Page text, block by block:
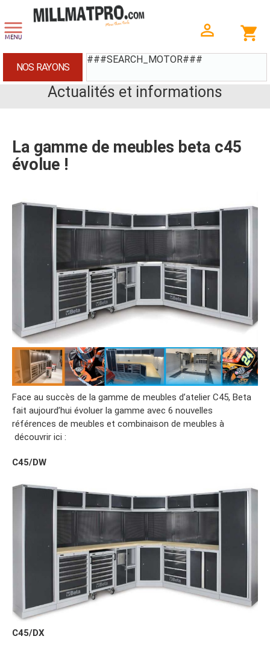
###SEARCH_MOTOR###
NOS RAYONS
Actualités et informations
La gamme de meubles beta c45
évolue !
Face au succès de la gamme de meubles d’atelier C45, Beta
fait aujourd’hui évoluer la gamme avec 6 nouvelles
références de meubles et combinaison de meubles à
découvrir ici :
C45/DW
C45/DX